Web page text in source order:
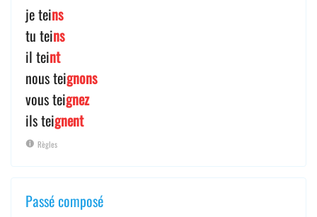
je teins
tu teins
il teint
nous teignons
vous teignez
ils teignent
Règles
Passé composé